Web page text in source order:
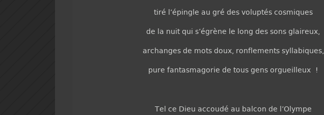
tiré l’épingle au gré des voluptés cosmiques
de la nuit qui s’égrène le long des sons glaireux,
archanges de mots doux, ronflements syllabiques,
pure fantasmagorie de tous gens orgueilleux !
Tel ce Dieu accoudé au balcon de l’Olympe